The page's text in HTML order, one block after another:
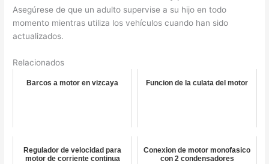
Asegúrese de que un adulto supervise a su hijo en todo
momento mientras utiliza los vehículos cuando han sido
actualizados.
Relacionados
Barcos a motor en vizcaya Funcion de la culata del motor
Regulador de velocidad para
motor de corriente continua
Conexion de motor monofasico
con 2 condensadores